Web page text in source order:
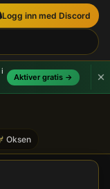
Logg inn med Discord
i
Aktiver gratis →
Oksen